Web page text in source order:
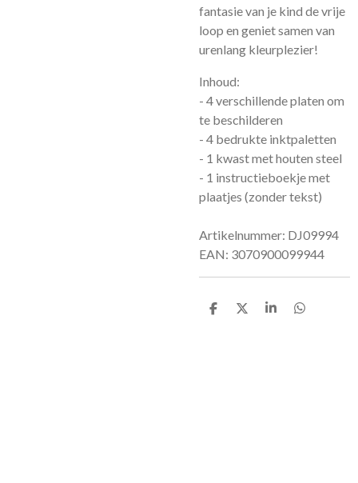
fantasie van je kind de vrije
loop en geniet samen van
urenlang kleurplezier!
Inhoud:
- 4 verschillende platen om
te beschilderen
- 4 bedrukte inktpaletten
- 1 kwast met houten steel
- 1 instructieboekje met
plaatjes (zonder tekst)
Artikelnummer: DJ09994
EAN: 3070900099944
D
D
S
D